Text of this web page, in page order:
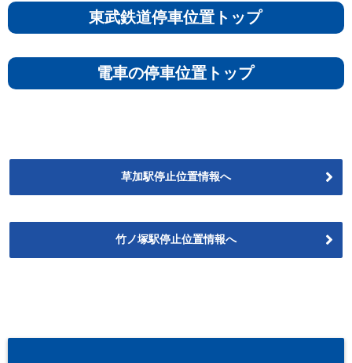
東武鉄道停車位置トップ
電車の停車位置トップ
草加駅停止位置情報へ
竹ノ塚駅停止位置情報へ